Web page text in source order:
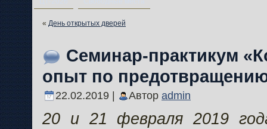
« День открытых дверей
Семинар-практикум
опыт по
22.02.2019 | Автор admin
20 и 21 февраля 2019